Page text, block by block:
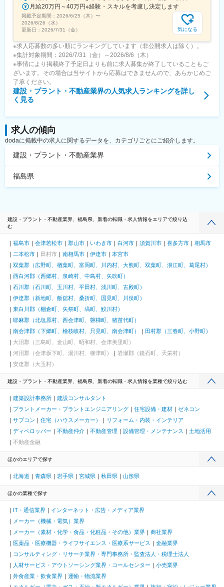
月給20万円～40万円※経験・スキルを考慮し決定します
掲載予定期間： 2026/6/25（木） 〜
2026/8/26（水）
更新日： 2026/7/31（金） 気になる
※求人応募数の多い順にランキングしています（非公開求人は除く）。
※集計対象期間：2026/7/31（金）～2026/8/6（木）
※事情により掲載終了予定日よりも前に求人募集が終了していることもご
ざいます。その場合は当サイトから応募はできませんので、あらかじめご
了承ください。
建設・プラント・不動産業界の人気求人ランキングを詳し
く見る
求人の傾向
dodaに掲載中の求人に関するデータを、カテゴリごとにご紹介します。
建設・プラント・不動産業界
福島県
建設・プラント・不動産業界、福島県、新着の転職・求人情報をエリアで絞り込
む
福島市 会津若松市 郡山市 いわき市 白河市 須賀川市 喜多方市
相馬市
二本松市
田村市 南相馬市 伊達市
本宮市
双葉郡（広野町、楢葉町、富岡町、川内村、大熊町、双葉町、浪江町、葛尾村）
西白河郡（西郷村、泉崎村、中島村、矢吹町）
石川郡（石川町、玉川村、平田村、浅川町、古殿町）
伊達郡（新地町、飯舘村、桑折町、国見町、川俣町）
東白川郡（棚倉町、矢祭町、塙町、鮫川村）
耶麻郡（北塩原村、西会津町、磐梯町、猪苗代町）
南会津郡（下郷町、檜枝岐村、只見町、南会津町）
田村郡（三春町、小野町）
大沼郡（三島町、金山町、昭和村、会津美里町）
河沼郡（会津坂下町、湯川村、柳津町）
岩瀬郡（鏡石町、天栄村）
安達郡（大玉村）
建設・プラント・不動産業界、福島県、新着の転職・求人情報を業種で絞り込む
建築設計事務所
建設コンサルタント
プラントメーカー・プラントエンジニアリング
住宅設備・建材
ゼネコン
サブコン
住宅（ハウスメーカー）
リフォーム・内装・インテリア
ディベロッパー
不動産仲介 不動産管理 設備管理・メンテナンス
土地活用
不動産金融
ほかのエリアで探す
北海道 青森県 岩手県 宮城県 秋田県 山形県
ほかの業種で探す
IT・通信業界
インターネット・広告・メディア業界
メーカー（機械・電気）業界
メーカー（素材・化学・食品・化粧品・その他）業界
商社業界
医薬品・医療機器・ライフサイエンス・医療系サービス
金融業界
コンサルティング・リサーチ業界・専門事務所・監査法人・税理士法人
人材サービス・アウトソーシング業界・コールセンター
小売業界
外食産業・飲食業界
運輸・物流業界